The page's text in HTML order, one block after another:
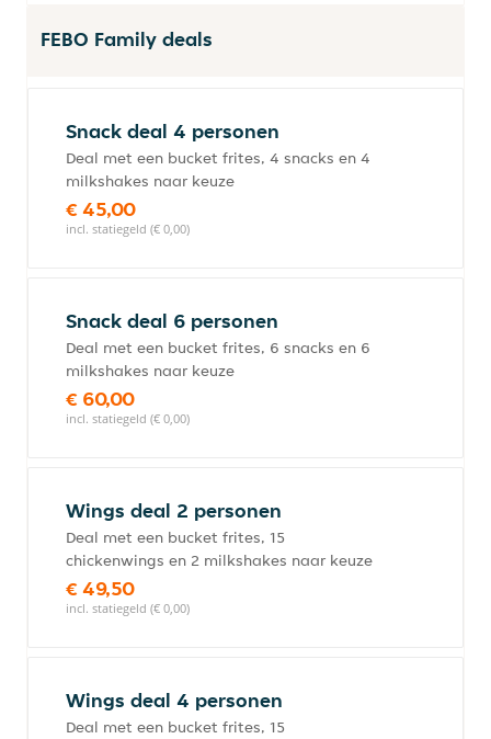
FEBO Family deals
Snack deal 4 personen
Deal met een bucket frites, 4 snacks en 4
milkshakes naar keuze
€ 45,00
incl. statiegeld (€ 0,00)
Snack deal 6 personen
Deal met een bucket frites, 6 snacks en 6
milkshakes naar keuze
€ 60,00
incl. statiegeld (€ 0,00)
Wings deal 2 personen
Deal met een bucket frites, 15
chickenwings en 2 milkshakes naar keuze
€ 49,50
incl. statiegeld (€ 0,00)
Wings deal 4 personen
Deal met een bucket frites, 15